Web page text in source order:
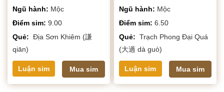
Ngũ hành: Mộc
Điểm sim: 9.00
Quẻ: Địa Sơn Khiêm (謙
qiān)
Luận sim Mua sim
Ngũ hành: Mộc
Điểm sim:6.50
Quẻ: Trạch Phong Đại Quá
(大過 dà guò)
Luận sim Mua sim